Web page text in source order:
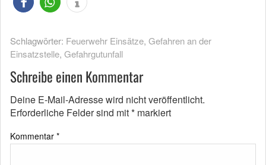
Schlagwörter: Feuerwehr Einsätze, Gefahren an der
Einsatzstelle, Gefahrgutunfall
Schreibe einen Kommentar
Deine E-Mail-Adresse wird nicht veröffentlicht.
Erforderliche Felder sind mit* markiert
Kommentar *